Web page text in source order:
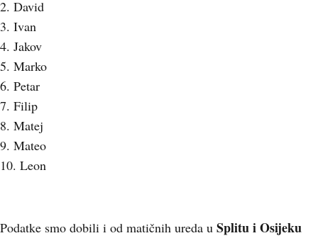
2. David
3. Ivan
4. Jakov
5. Marko
6. Petar
7. Filip
8. Matej
9. Mateo
10. Leon
Podatke smo dobili i od matičnih ureda u Splitu i Osijeku